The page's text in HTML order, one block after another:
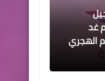
غد
الهجري